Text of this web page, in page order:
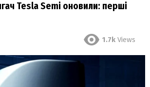
Tesla Semi оновили: перші
1.7k Views